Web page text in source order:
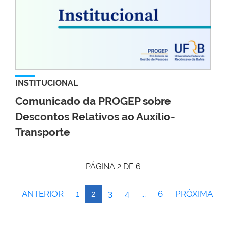
INSTITUCIONAL
Comunicado da PROGEP sobre
Descontos Relativos ao Auxílio-
Transporte
PÁGINA 2 DE 6
ANTERIOR 1 2 3 4 ... 6 PRÓXIMA